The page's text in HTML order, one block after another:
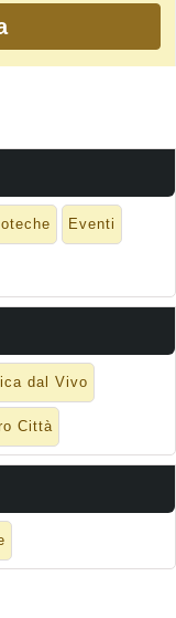
Eventi
dal Vivo
Città